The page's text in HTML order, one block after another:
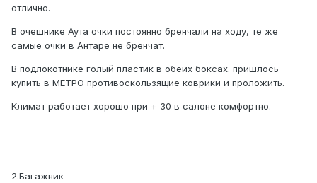
отлично.
В очешнике Аута очки постоянно бренчали на ходу, те же
самые очки в Антаре не бренчат.
В подлокотнике голый пластик в обеих боксах. пришлось
купить в МЕТРО противоскользящие коврики и проложить.
Климат работает хорошо при + 30 в салоне комфортно.
2.Багажник